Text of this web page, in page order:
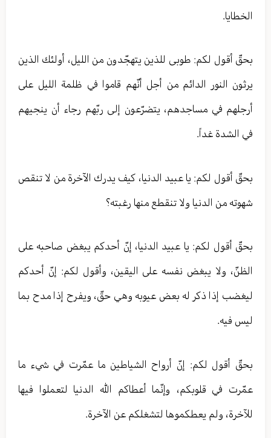
الخطايا.
بحقّ أقول لكم: طوبى للذين يتهجّدون من الليل، أولئك الذين
يرثون النور الدائم من أجل أنّهم قاموا في ظلمة الليل على
أرجلهم في مساجدهم، يتضرّعون إلى ربّهم رجاء أن ينجيهم
في الشدة غداً.
بحقّ أقول لكم: يا عبيد الدنيا، كيف يدرك الآخرة من لا تنقص
شهوته من الدنيا ولا تنقطع منها رغبته؟
بحقّ أقول لكم: يا عبيد الدنيا، إنّ أحدكم يبغض صاحبه على
الظنّ، ولا يبغض نفسه على اليقين، وأقول لكم: إنّ أحدكم
ليغضب إذا ذكر له بعض عيوبه وهي حقّ، ويفرح إذا مدح بما
ليس فيه.
بحقّ أقول لكم: إنّ أرواح الشياطين ما عمّرت في شيء ما
عمّرت في قلوبكم، وإنّما أعطاكم الله الدنيا لتعملوا فيها
للآخرة، ولم يعطكموها لتشغلكم عن الآخرة.